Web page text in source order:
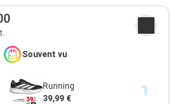
Souvent vu
Running
39,99 €